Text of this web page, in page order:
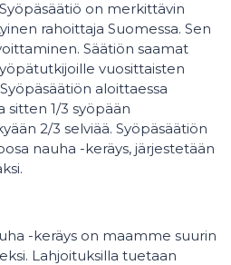
on merkittävin
rahoittaja Suomessa. Sen
Säätiön saamat
vuosittaisten
aloittaessa
sitten 1/3 syöpään
2/3 selviää. Syöpäsäätiön
nauha -keräys, järjestetään
-keräys on maamme suurin
Lahjoituksilla tuetaan